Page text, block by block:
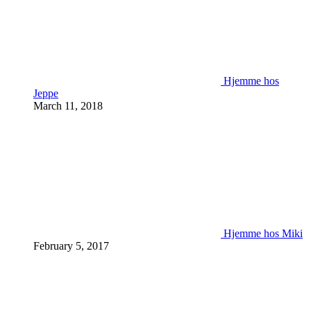
Hjemme hos
Jeppe
March 11, 2018
Hjemme hos Miki
February 5, 2017